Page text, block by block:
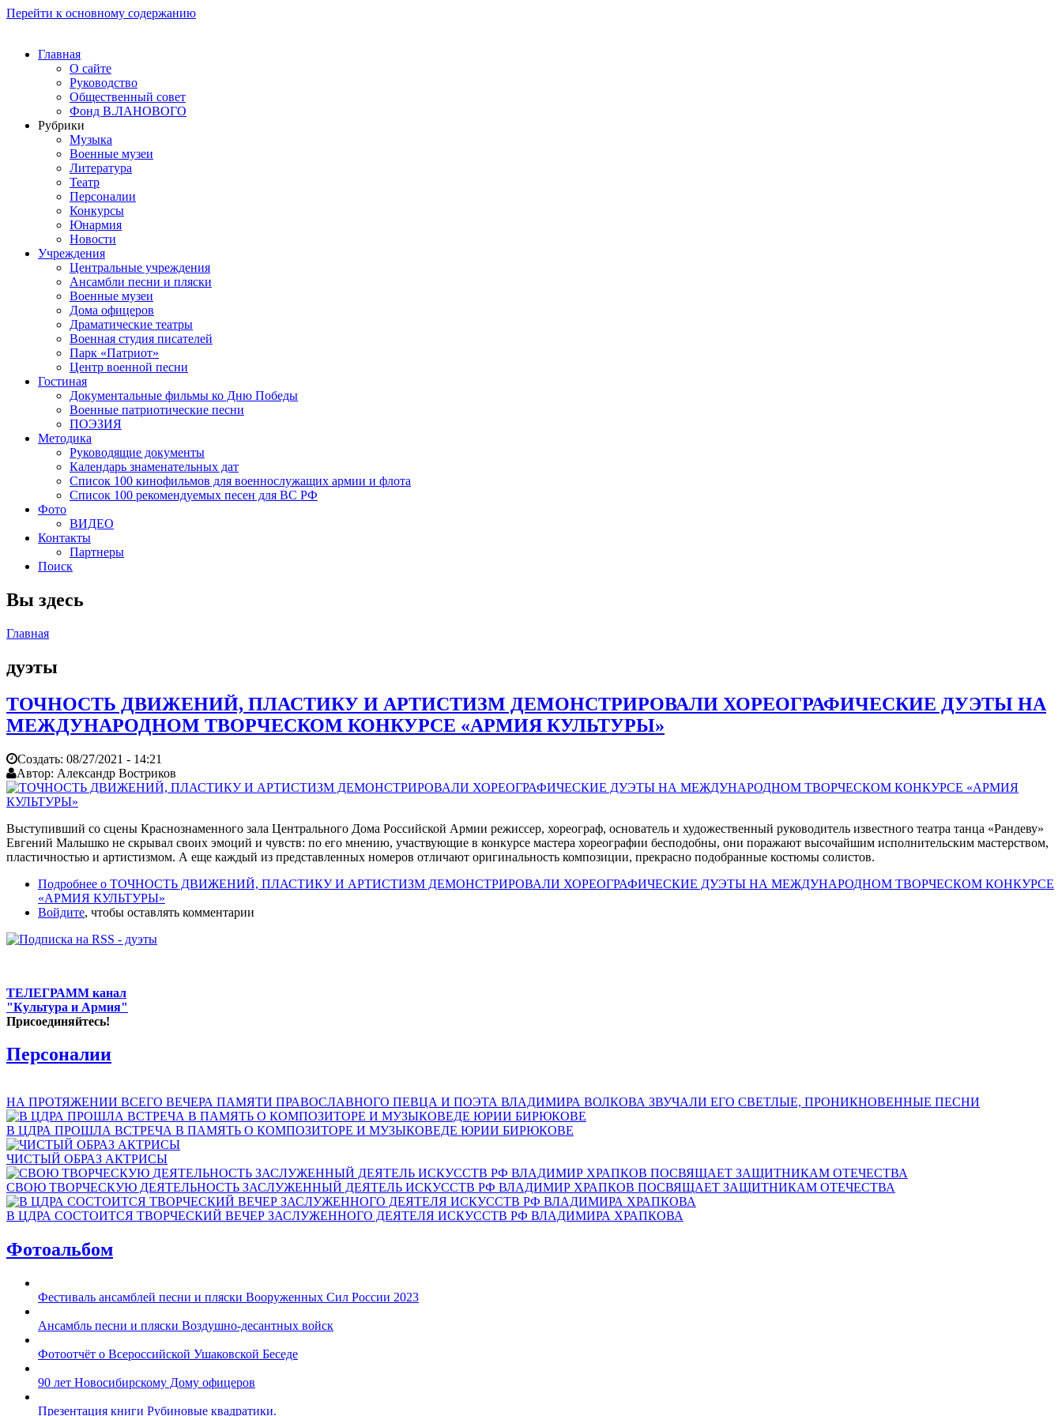
Перейти к основному содержанию
Главная
О сайте
Руководство
Общественный совет
Фонд В.ЛАНОВОГО
Рубрики
Музыка
Военные музеи
Литература
Театр
Персоналии
Конкурсы
Юнармия
Новости
Учреждения
Центральные учреждения
Ансамбли песни и пляски
Военные музеи
Дома офицеров
Драматические театры
Военная студия писателей
Парк «Патриот»
Центр военной песни
Гостиная
Документальные фильмы ко Дню Победы
Военные патриотические песни
ПОЭЗИЯ
Методика
Руководящие документы
Календарь знаменательных дат
Список 100 кинофильмов для военнослужащих армии и флота
Список 100 рекомендуемых песен для ВС РФ
Фото
ВИДЕО
Контакты
Партнеры
Поиск
Вы здесь
Главная
дуэты
ТОЧНОСТЬ ДВИЖЕНИЙ, ПЛАСТИКУ И АРТИСТИЗМ ДЕМОНСТРИРОВАЛИ ХОРЕОГРАФИЧЕСКИЕ ДУЭТЫ НА
МЕЖДУНАРОДНОМ ТВОРЧЕСКОМ КОНКУРСЕ «АРМИЯ КУЛЬТУРЫ»
Создать: 08/27/2021 - 14:21
Автор: Александр Востриков
Выступивший со сцены Краснознаменного зала Центрального Дома Российской Армии режиссер, хореограф, основатель и художественный руководитель известного театра танца «Рандеву»
Евгений Малышко не скрывал своих эмоций и чувств: по его мнению, участвующие в конкурсе мастера хореографии бесподобны, они поражают высочайшим исполнительским мастерством,
пластичностью и артистизмом. А еще каждый из представленных номеров отличают оригинальность композиции, прекрасно подобранные костюмы солистов.
Подробнее о ТОЧНОСТЬ ДВИЖЕНИЙ, ПЛАСТИКУ И АРТИСТИЗМ ДЕМОНСТРИРОВАЛИ ХОРЕОГРАФИЧЕСКИЕ ДУЭТЫ НА МЕЖДУНАРОДНОМ ТВОРЧЕСКОМ КОНКУРСЕ
«АРМИЯ КУЛЬТУРЫ»
Войдите, чтобы оставлять комментарии
ТЕЛЕГРАММ канал
"Культура и Армия"
Присоединяйтесь!
Персоналии
НА ПРОТЯЖЕНИИ ВСЕГО ВЕЧЕРА ПАМЯТИ ПРАВОСЛАВНОГО ПЕВЦА И ПОЭТА ВЛАДИМИРА ВОЛКОВА ЗВУЧАЛИ ЕГО СВЕТЛЫЕ, ПРОНИКНОВЕННЫЕ ПЕСНИ
В ЦДРА ПРОШЛА ВСТРЕЧА В ПАМЯТЬ О КОМПОЗИТОРЕ И МУЗЫКОВЕДЕ ЮРИИ БИРЮКОВЕ
ЧИСТЫЙ ОБРАЗ АКТРИСЫ
СВОЮ ТВОРЧЕСКУЮ ДЕЯТЕЛЬНОСТЬ ЗАСЛУЖЕННЫЙ ДЕЯТЕЛЬ ИСКУССТВ РФ ВЛАДИМИР ХРАПКОВ ПОСВЯЩАЕТ ЗАЩИТНИКАМ ОТЕЧЕСТВА
В ЦДРА СОСТОИТСЯ ТВОРЧЕСКИЙ ВЕЧЕР ЗАСЛУЖЕННОГО ДЕЯТЕЛЯ ИСКУССТВ РФ ВЛАДИМИРА ХРАПКОВА
Фотоальбом
Фестиваль ансамблей песни и пляски Вооруженных Сил России 2023
Ансамбль песни и пляски Воздушно-десантных войск
Фотоотчёт о Всероссийской Ушаковской Беседе
90 лет Новосибирскому Дому офицеров
Презентация книги Рубиновые квадратики.